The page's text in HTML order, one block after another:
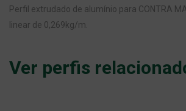
Perfil extrudado de alumínio para CONTRA
linear de 0,269kg/m.
Ver perfis